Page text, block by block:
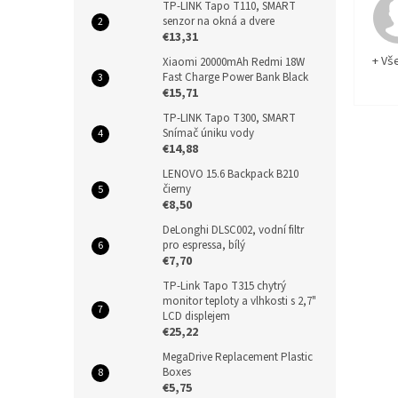
TP-LINK Tapo T110, SMART
senzor na okná a dvere
€13,31
Xiaomi 20000mAh Redmi 18W
Fast Charge Power Bank Black
€15,71
TP-LINK Tapo T300, SMART
Snímač úniku vody
€14,88
LENOVO 15.6 Backpack B210
čierny
€8,50
DeLonghi DLSC002, vodní filtr
pro espressa, bílý
€7,70
TP-Link Tapo T315 chytrý
monitor teploty a vlhkosti s 2,7"
LCD displejem
€25,22
MegaDrive Replacement Plastic
Boxes
€5,75
+